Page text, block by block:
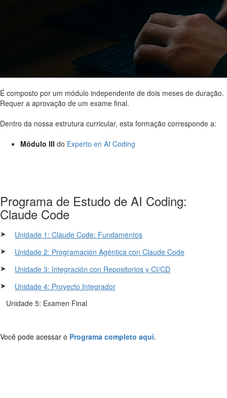
É composto por um módulo independente de dois meses de duração.
Requer a aprovação de um exame final.
Dentro da nossa estrutura curricular, esta formação corresponde a:
Módulo III do Experto en AI Coding
Programa de Estudo de AI Coding:
Claude Code
➤
Unidade 1: Claude Code: Fundamentos
➤
Unidade 2: Programación Agéntica con Claude Code
➤
Unidade 3: Integración con Repositorios y CI/CD
➤
Unidade 4: Proyecto Integrador
Unidade 5: Examen Final
Você pode acessar o Programa completo aqui.